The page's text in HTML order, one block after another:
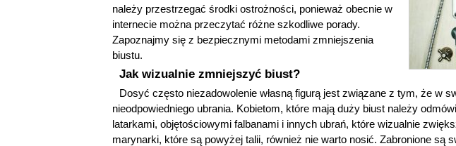
należy przestrzegać środki ostrożności, ponieważ obecnie w
internecie można przeczytać różne szkodliwe porady.
Zapoznajmy się z bezpiecznymi metodami zmniejszenia
biustu.
Jak wizualnie zmniejszyć biust?
Dosyć często niezadowolenie własną figurą jest związane z tym, że w
nieodpowiedniego ubrania. Kobietom, które mają duży biust należy
latarkami, objętościowymi falbanami i innych ubrań, które wizualnie
marynarki, które są powyżej talii, również nie warto nosić. Zabronione są